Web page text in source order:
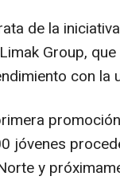
de la
Group,
con la
jóvenes
y